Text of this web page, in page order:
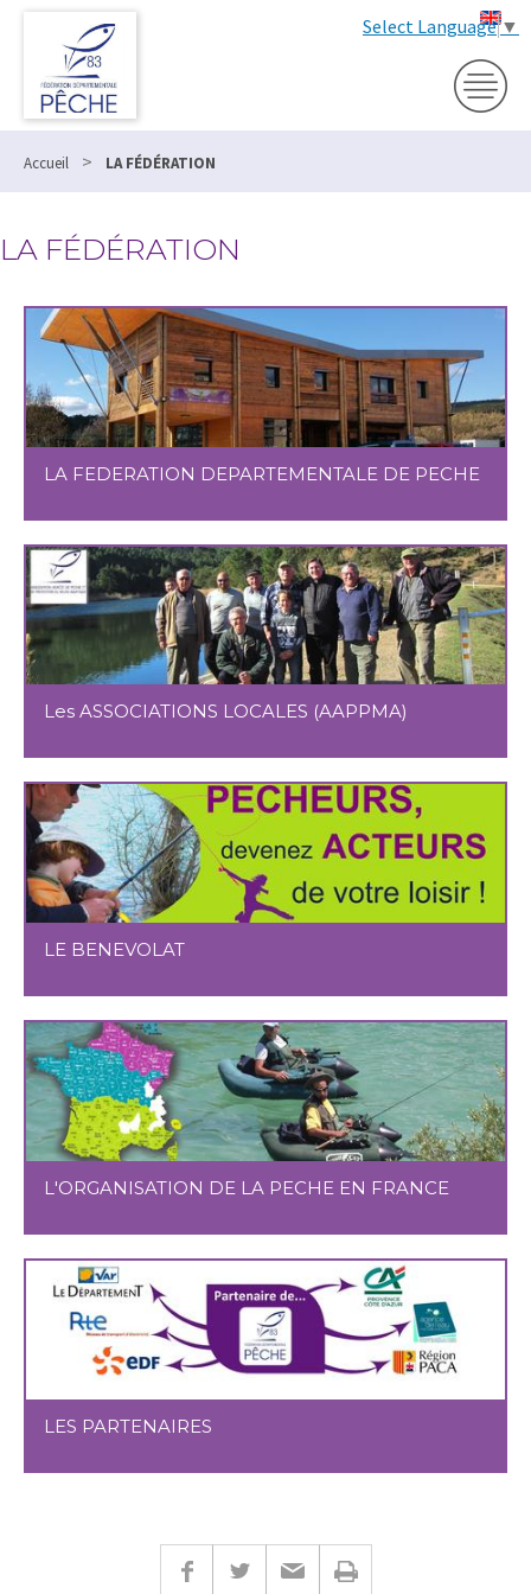
Select Language▼
Accueil > LA FÉDÉRATION
LA FÉDÉRATION
LA FEDERATION DEPARTEMENTALE DE PECHE
Les ASSOCIATIONS LOCALES (AAPPMA)
LE BENEVOLAT
L'ORGANISATION DE LA PECHE EN FRANCE
LES PARTENAIRES